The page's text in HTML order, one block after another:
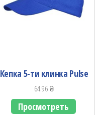
Кепка 5-ти клинка Pulse
64.96₴
Просмотреть